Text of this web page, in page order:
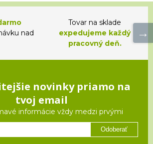
nad
Tovar na sklade
expedujeme každý
pracovný deň.
novinky priamo na
tvoj email
informácie vždy medzi prvými
Odoberať